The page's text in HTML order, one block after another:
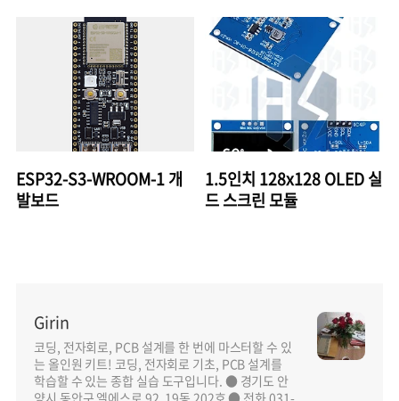
ESP32-S3-WROOM-1 개
발보드
1.5인치 128x128 OLED 실
드 스크린 모듈
Girin
코딩, 전자회로, PCB 설계를 한 번에 마스터할 수 있
는 올인원 키트! 코딩, 전자회로 기초, PCB 설계를
학습할 수 있는 종합 실습 도구입니다. ● 경기도 안